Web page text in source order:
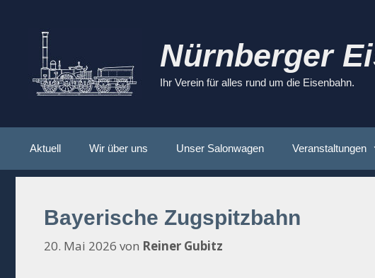
springen
Nürnberger
Ihr Verein für alles rund um die Eisenbahn.
Aktuell Wir über uns Unser Salonwagen Veranstaltungen
Bayerische Zugspitzbahn
20. Mai 2026 von Reiner Gubitz